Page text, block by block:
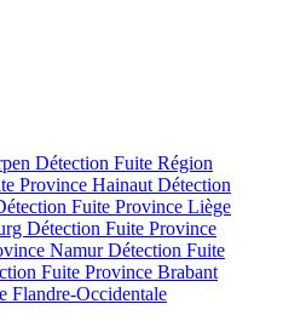
Détection Fuite Région
Province Hainaut Détection
Fuite Province Liège
Détection Fuite Province
NamurDétection Fuite
Fuite Province Brabant
Flandre-Occidentale